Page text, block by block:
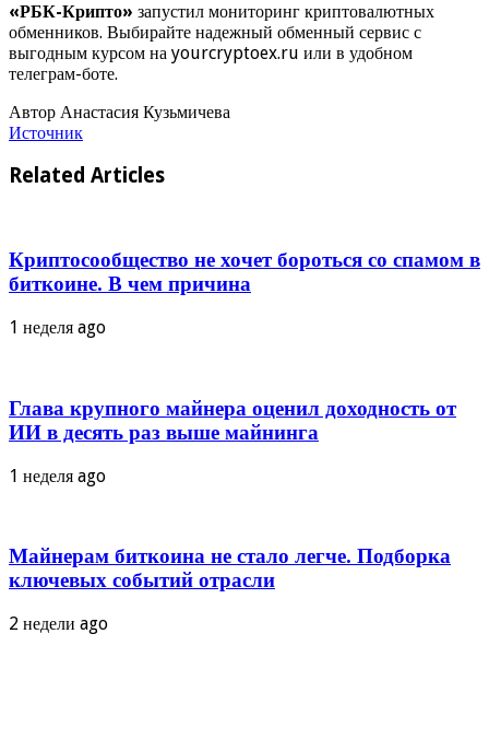
«РБК-Крипто» запустил мониторинг криптовалютных
обменников. Выбирайте надежный обменный сервис с
выгодным курсом на yourcryptoex.ru или в удобном
телеграм-боте.
Автор Анастасия Кузьмичева
Источник
Related Articles
Криптосообщество не хочет бороться со спамом в
биткоине. В чем причина
1 неделя ago
Глава крупного майнера оценил доходность от
ИИ в десять раз выше майнинга
1 неделя ago
Майнерам биткоина не стало легче. Подборка
ключевых событий отрасли
2 недели ago